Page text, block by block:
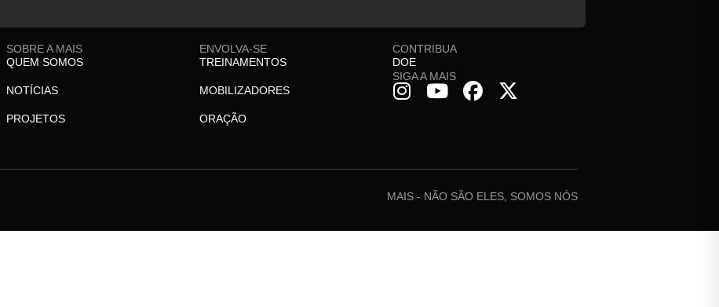
SOBRE A MAIS
QUEM SOMOS
NOTÍCIAS
PROJETOS
ENVOLVA-SE
TREINAMENTOS
MOBILIZADORES
ORAÇÃO
CONTRIBUA
DOE
SIGA A MAIS
MAIS - NÃO SÃO ELES, SOMOS NÓS